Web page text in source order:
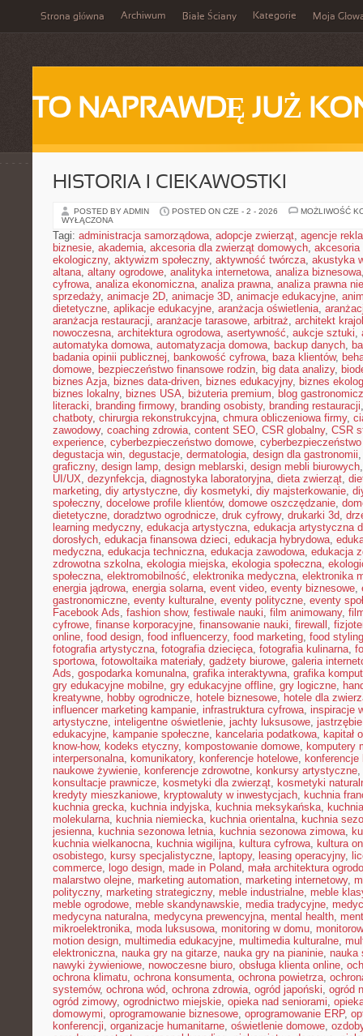
Strona główna Archiwum Białe Ściany Kategorie Moja
TO NAPRAWDĘ JUŻ
HISTORIA I CIEKAWOSTKI
POSTED BY ADMIN POSTED ON CZE - 2 - 2026
MOŻLIWOŚĆ
WYŁĄCZONA
Tagi: administracja samorządowa, adopcje zwierząt, agencje
biznesie, akademia, akcesoria dla zwierząt domowych, akcesoria
ekologiczny, aktywizm społeczny, aktywność twórcza, akustyka
altana, altany ogrodowe, analityka internetowa, analiza biznesowa
cyfrowa, analiza ekonomiczna, analiza prawna, analiza prawna
sprzedaży, animacje 2D, animacje 3D, animacje edukacyjne,
dietetyczne, aplikacje edukacyjne, aranżacja oświetlenia,
aranżacja restauracji, aranżacje tarasowe, arbitraż, architekt
nowoczesna, architektura ogrodowa, asertywność, aukcje sztuki,
automatyka domowa, automatyzacja domowa, backup danych,
badania opinii publicznej, bankowość cyfrowa, baza klientów,
domowe, bezpieczeństwo finansowe rodzin, big data analizy,
biznes Azja, biznes data-driven, biznes edukacyjny, biznes
biznes lokalny, biznes USA, biżuteria premium, blog
literacki, branding firmowy, branding osobisty, branding restauracji
chatboty, chirurgia rekonstrukcyjna, chmura obliczeniowa firmy,
zawodowy, coaching zdrowia, content SEO, CSR globalny, CSR
experience, cyberbezpieczeństwo domowe,
degustacja win, degustacje, dermatologia, design dla gastronomii
graficzny, design lamp, design meblarski, design mebli biurowych
UI/UX, dezynfekcja, diagnostyka laboratoryjna, dieta zwierząt,
marketing, diy artystyczne, diy kosmetyki, diy majsterkowanie,
społeczny, docelowe profile klientów, domowe oszczędzanie,
dietetyczne, doradztwo ogrodnicze, druk cyfrowy, drukarki 3d,
learning medyczny, edukacja artystyczna, edukacja artystyczna
dorosłych, edukacja finansowa dzieci, edukacja hybrydowa,
medyczna, edukacja techniczna, edukacja zawodowa, edukacja
zdrowotna szkolna, ekologia miejska, ekologia społeczna,
społeczna, elektromobilność, elektronika medyczna, elektronika
energia jądrowa, energia solarna, event video, eventy biznesowe,
gastronomiczne, eventy kulturalne, eventy polityczne, eventy
Facebook Ads, fashion show, festiwale nauki, film animowany,
cyfrowe, finanse korporacyjne, finansowanie nauki, firewall ,
online, food design, food influencerzy, food marketing, food styling
fotografia artystyczna, fotografia dziecięca, fotografia kulinarna,
sportowa, fotowoltaika materiały, gadżety biurowe, galeria
Ads, gospodarka komunalna, grafika interaktywna, grafika
gry edukacyjne mobilne, gry edukacyjne offline, gry logiczne,
kreatywne, hobby ogrodnicze, hotele biznesowe, hotele dla
influencer marketing kampanie, infrastruktura cyfrowa, inspiracje
artystyczne, inteligentne oświetlenie, jachty luksusowe,
edukacyjne, kampanie społeczne, kancelaria podatkowa, kapitał
know-how, kodeks etyczny, kompostowanie domowe, komputery
interpersonalna, komunikatory, konferencje hotelowe, konferencje
naukowe żywienie, konferencje zdrowotne, konkursy artystyczne,
konsultacje prawnicze, kosmetyki dla zwierząt, kosmetyki
kredyty mieszkaniowe, kryptowaluty w inwestycjach, kuchnia
kuchnia grecka, kuchnia indyjska, kuchnia meksykańska,
molekularna, kuchnia niemiecka, kuchnia orientalna, kuchnia
jesienna, kuchnia sezonowa letnia, kuchnia sezonowa zimowa,
kuchnia wielkanocna, kuchnia wigilijna, kultura cyfrowa, kultura
osobistego, kursy specjalistyczne, laptopy, leasing operacyjny,
commerce, logo design, made in Poland, mała architektura
malarstwo olejne, marketing automation, marketing internetowy,
polityczny, marketing strategiczny, meble industrialne, meble
meble ogrodowe, meble skandynawskie, media tradycyjne,
medycyna naturalna, medycyna prewencyjna, mental health,
mikroelektronika, moda luksusowa, monitoring w domu,
motion design, multimedia edukacyjne, multimedia kulturalne,
elektroniczna, nauka gry na gitarze, nauka gry na pianinie, nauka
nawyki żywieniowe, nowoczesne biuro, obsługa klienta online,
ochrona klimatu, ochrona konsumenta, ochrona powietrza,
systemów, ochrona wód, ochrona zdrowia, ogród japoński, ogród
ogród zimowy, ogrodnictwo miejskie, opieka nad seniorami,
domowymi, oprogramowanie biznesowe, oprogramowanie ERP,
konferencji, organizacje humanitarne, oświetlenie domowe,